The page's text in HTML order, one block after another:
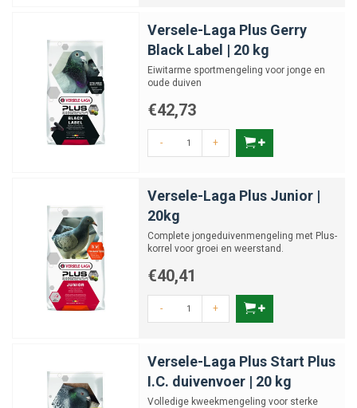
Versele-Laga Plus Gerry
Black Label | 20 kg
Eiwitarme sportmengeling voor jonge en
oude duiven
€42,73
- +
Versele-Laga Plus Junior |
20kg
Complete jongeduivenmengeling met Plus-
korrel voor groei en weerstand.
€40,41
- +
Versele-Laga Plus Start Plus
I.C. duivenvoer | 20 kg
Volledige kweekmengeling voor sterke